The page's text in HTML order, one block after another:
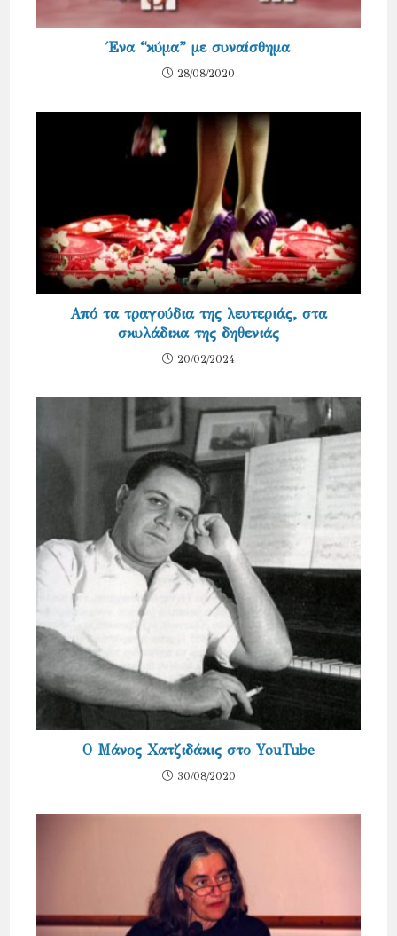
Ένα “κύμα” με συναίσθημα
28/08/2020
Από τα τραγούδια της λευτεριάς, στα
σκυλάδικα της δηθενιάς
20/02/2024
Ο Μάνος Χατζιδάκις στο YouTube
30/08/2020